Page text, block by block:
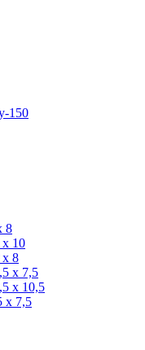
150
8
x 10
x 8
x 7,5
x 10,5
x 7,5